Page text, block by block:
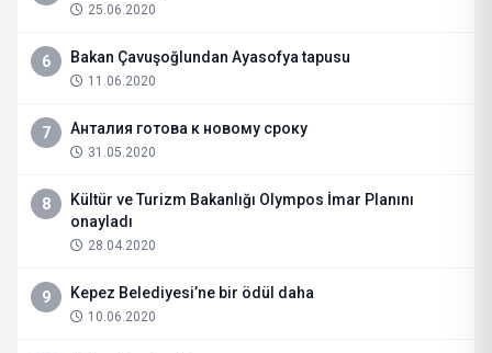
25.06.2020
6 Bakan Çavuşoğlundan Ayasofya tapusu
11.06.2020
7 Анталия готова к новому сроку
31.05.2020
8
Kültür ve Turizm Bakanlığı Olympos İmar Planını
onayladı
28.04.2020
9 Kepez Belediyesi’ne bir ödül daha
10.06.2020